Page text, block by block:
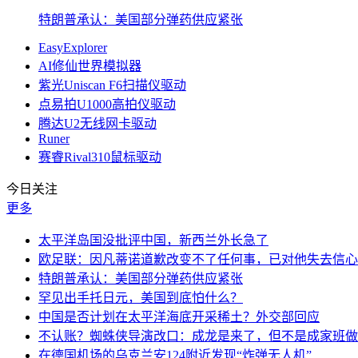
特朗普承认：美国部分弹药供应紧张
EasyExplorer
AI修仙世界模拟器
紫光Uniscan F6扫描仪驱动
点易拍U1000高拍仪驱动
腾达U2无线网卡驱动
Runer
赛睿Rival310鼠标驱动
今日关注
更多
太平洋岛国没批评中国，新西兰外长急了
欧足联：因凡蒂诺道歉改变不了任何事，已对他失去信心
特朗普承认：美国部分弹药供应紧张
罕见出手托日元，美国到底怕什么？
中国是否计划在太平洋海底开采稀土？外交部回应
不认账？蜘蛛侠导演改口：成龙是来了，但不是成家班
在德国机场的乌克兰安124附近发现“炸弹无人机”